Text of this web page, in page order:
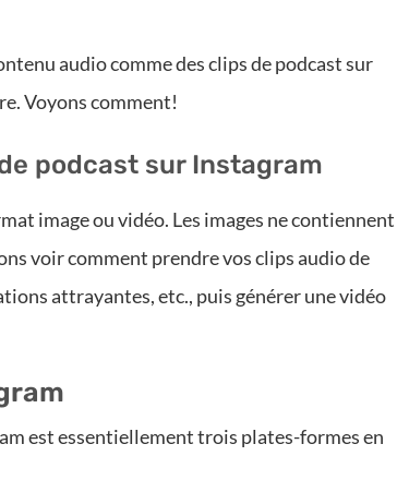
audio comme des clips de podcast sur
Voyons comment!
podcast sur Instagram
image ou vidéo. Les images ne contiennent
voir comment prendre vos clips audio de
attrayantes, etc., puis générer une vidéo
est essentiellement trois plates-formes en